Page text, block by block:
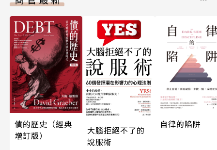
債的歷史（經典
增訂版）
大腦拒絕不了的
說服術
自律的陷阱